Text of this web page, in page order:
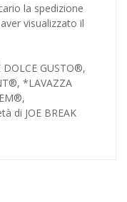
la spedizione
visualizzato il
DOLCE GUSTO®,
*LAVAZZA
di JOE BREAK